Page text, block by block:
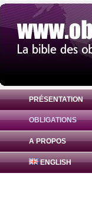
PRÉSENTATION
OBLIGATIONS
A PROPOS
ENGLISH
Obligation